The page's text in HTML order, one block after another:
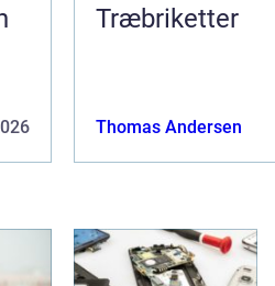
Træbriketter
Thomas Andersen